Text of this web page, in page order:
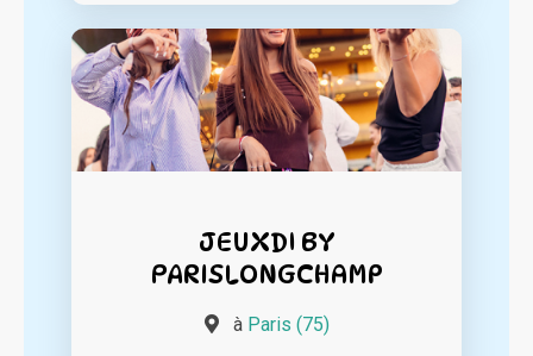
JEUXDI BY
PARISLONGCHAMP
à Paris (75)